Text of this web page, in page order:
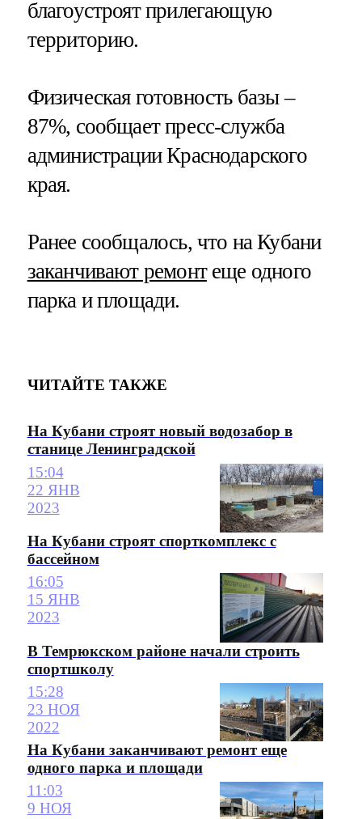
благоустроят прилегающую
территорию.
Физическая готовность базы –
87%, сообщает пресс-служба
администрации Краснодарского
края.
Ранее сообщалось, что на Кубани
заканчивают ремонтеще одного
парка и площади.
ЧИТАЙТЕ ТАКЖЕ
На Кубани строят новый водозабор в
станице Ленинградской
15:04
22 ЯНВ
2023
На Кубани строят спорткомплекс с
бассейном
16:05
15 ЯНВ
2023
В Темрюкском районе начали строить
спортшколу
15:28
23 НОЯ
2022
На Кубани заканчивают ремонт еще
одного парка и площади
11:03
9 НОЯ